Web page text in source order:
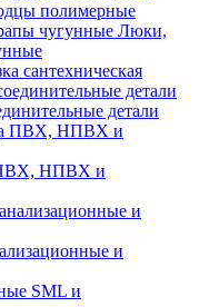
полимерные
Люки,
сантехническая
детали
ПВХ, НПВХ и
и